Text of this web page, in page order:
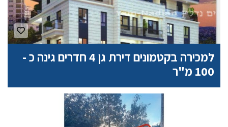
למכירה בקטמונים דירת גן 4 חדרים גינה כ -
100 מ"ר